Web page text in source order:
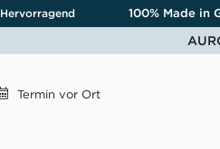
Hervorragend 100% Made in
Termin vor Ort